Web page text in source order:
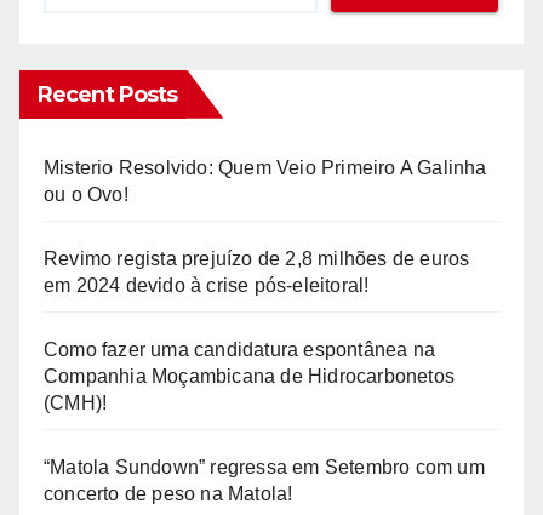
Recent Posts
Misterio Resolvido: Quem Veio Primeiro A Galinha
ou o Ovo!
Revimo regista prejuízo de 2,8 milhões de euros
em 2024 devido à crise pós-eleitoral!
Como fazer uma candidatura espontânea na
Companhia Moçambicana de Hidrocarbonetos
(CMH)!
“Matola Sundown” regressa em Setembro com um
concerto de peso na Matola!